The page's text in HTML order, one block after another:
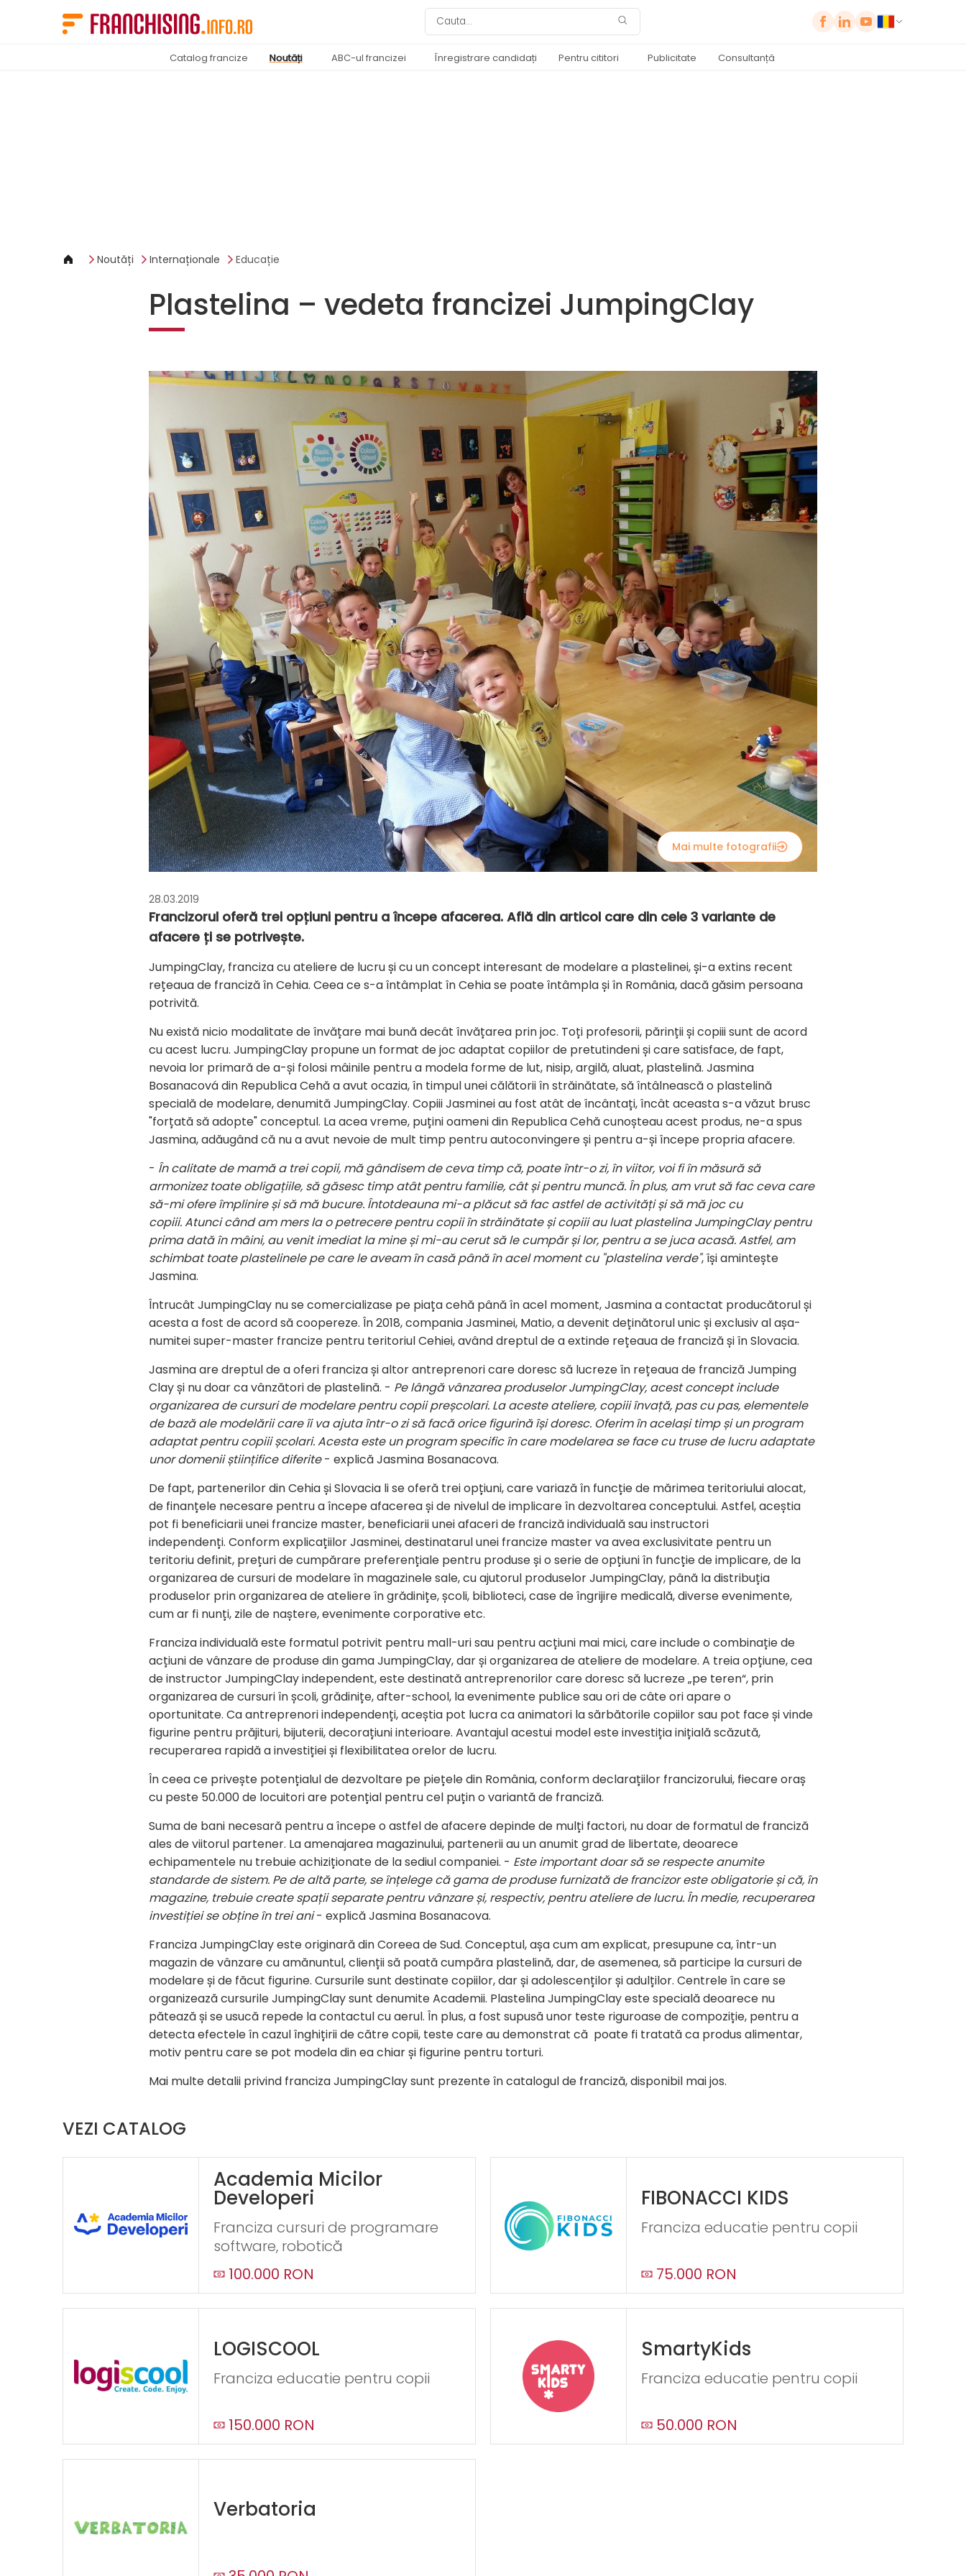
Catalog francize Noutăți ABC-ul francizei Înregistrare candidați Pentru cititori Publicitate Consultanță
Noutăți Internaționale Educație
Plastelina – vedeta francizei JumpingClay
Mai multe fotografii
28.03.2019
Francizorul oferă trei opțiuni pentru a începe afacerea. Află din articol care din cele 3 variante de
afacere ți se potrivește.
JumpingClay, franciza cu ateliere de lucru și cu un concept interesant de modelare a plastelinei, și-a extins recent
rețeaua de franciză în Cehia. Ceea ce s-a întâmplat în Cehia se poate întâmpla și în România, dacă găsim persoana
potrivită.
Nu există nicio modalitate de învățare mai bună decât învățarea prin joc. Toți profesorii, părinții și copiii sunt de acord
cu acest lucru. JumpingClay propune un format de joc adaptat copiilor de pretutindeni și care satisface, de fapt,
nevoia lor primară de a-și folosi mâinile pentru a modela forme de lut, nisip, argilă, aluat, plastelină. Jasmina
Bosanacová din Republica Cehă a avut ocazia, în timpul unei călătorii în străinătate, să întâlnească o plastelină
specială de modelare, denumită JumpingClay. Copiii Jasminei au fost atât de încântați, încât aceasta s-a văzut brusc
"forțată să adopte" conceptul. La acea vreme, puțini oameni din Republica Cehă cunoșteau acest produs, ne-a spus
Jasmina, adăugând că nu a avut nevoie de mult timp pentru autoconvingere și pentru a-și începe propria afacere.
- În calitate de mamă a trei copii, mă gândisem de ceva timp că, poate într-o zi, în viitor, voi fi în măsură să
armonizez toate obligațiile, să găsesc timp atât pentru familie, cât și pentru muncă. În plus, am vrut să fac ceva care
să-mi ofere împlinire și să mă bucure. Întotdeauna mi-a plăcut să fac astfel de activități și sămă joc cu
copiii. Atunci când am mers la o petrecere pentru copii în străinătate și copiii au luat plastelina JumpingClay pentru
prima dată în mâini, au venit imediat la mine și mi-au cerut să le cumpăr și lor, pentru a se juca acasă. Astfel, am
schimbat toate plastelinele pe care le aveam în casă până în acel moment cu "plastelina verde", își amintește
Jasmina.
Întrucât JumpingClay nu se comercializase pe piața cehă până în acel moment, Jasmina a contactat producătorul și
acesta a fost de acord să coopereze. În 2018, compania Jasminei, Matio, a devenit deținătorul unic și exclusiv al așa-
numitei super-master francize pentru teritoriul Cehiei, având dreptul de a extinde rețeaua de franciză și în Slovacia.
Jasmina are dreptul de a oferi franciza și altor antreprenori care doresc să lucreze în rețeaua de franciză Jumping
Clay și nu doar ca vânzători de plastelină. - Pe lângă vânzarea produselor JumpingClay, acest concept include
organizarea de cursuri de modelare pentru copii preșcolari. La aceste ateliere, copiii învață, pas cu pas, elementele
de bază ale modelării care îi va ajuta într-o zi să facă orice figurină își doresc. Oferim în același timp și un program
adaptat pentru copiii școlari. Acesta este un program specific în care modelarea se face cu truse de lucru adaptate
unor domenii științifice diferite- explică Jasmina Bosanacova.
De fapt, partenerilor din Cehia și Slovacia li se oferă trei opțiuni, care variază în funcție de mărimea teritoriului alocat,
de finanțele necesare pentru a începe afacerea și de nivelul de implicare în dezvoltarea conceptului. Astfel, aceștia
pot fi beneficiarii unei francize master, beneficiarii unei afaceri de franciză individuală sau instructori
independenți. Conform explicațiilor Jasminei, destinatarul unei francize master va avea exclusivitate pentru un
teritoriu definit, prețuri de cumpărare preferențiale pentru produse și o serie de opțiuni în funcție de implicare, de la
organizarea de cursuri de modelare în magazinele sale, cu ajutorul produselor JumpingClay, până la distribuția
produselor prin organizarea de ateliere în grădinițe, școli, biblioteci, case de îngrijire medicală, diverse evenimente,
cum ar fi nunți, zile de naștere, evenimente corporative etc.
Franciza individuală este formatul potrivit pentru mall-uri sau pentru acțiuni mai mici, care include o combinație de
acțiuni de vânzare de produse din gama JumpingClay, dar și organizarea de ateliere de modelare. A treia opțiune, cea
de instructor JumpingClay independent, este destinată antreprenorilor care doresc să lucreze „pe teren“, prin
organizarea de cursuri în școli, grădinițe, after-school, la evenimente publice sau ori de câte ori apare o
oportunitate. Ca antreprenori independenți, aceștia pot lucra ca animatori la sărbătorile copiilor sau pot face și vinde
figurine pentru prăjituri, bijuterii, decorațiuni interioare. Avantajul acestui model este investiția inițială scăzută,
recuperarea rapidă a investiției și flexibilitatea orelor de lucru.
În ceea ce privește potențialul de dezvoltare pe piețele din România, conform declarațiilor francizorului, fiecare oraș
cu peste 50.000 de locuitori are potențial pentru cel puțin o variantă de franciză.
Suma de bani necesară pentru a începe o astfel de afacere depinde de mulți factori, nu doar de formatul de franciză
ales de viitorul partener. La amenajarea magazinului, partenerii au un anumit grad de libertate, deoarece
echipamentele nu trebuie achiziționate de la sediul companiei. - Este important doar să se respecte anumite
standarde de sistem. Pe de altă parte, se înțelege că gama de produse furnizată de francizor este obligatorie și că, în
magazine, trebuie create spații separate pentru vânzare și, respectiv, pentru ateliere de lucru. În medie, recuperarea
investiției se obține în trei ani- explică Jasmina Bosanacova.
Franciza JumpingClay este originară din Coreea de Sud. Conceptul, așa cum am explicat, presupune ca, într-un
magazin de vânzare cu amănuntul, clienții să poată cumpăra plastelină, dar, de asemenea, să participe la cursuri de
modelare și de făcut figurine. Cursurile sunt destinate copiilor, dar și adolescenților și adulților. Centrele în care se
organizează cursurile JumpingClay sunt denumite Academii. Plastelina JumpingClay este specială deoarece nu
pătează și se usucă repede la contactul cu aerul. În plus, a fost supusă unor teste riguroase de compoziție, pentru a
detecta efectele în cazul înghițirii de către copii, teste care au demonstrat că poate fi tratată ca produs alimentar,
motiv pentru care se pot modela din ea chiar și figurine pentru torturi.
Mai multe detalii privind franciza JumpingClay sunt prezente în catalogul de franciză, disponibil mai jos.
VEZI CATALOG
Academia Micilor
Developeri
Franciza cursuri de programare
software, robotică
100.000 RON
FIBONACCI KIDS
Franciza educatie pentru copii
75.000 RON
LOGISCOOL
Franciza educatie pentru copii
150.000 RON
SmartyKids
Franciza educatie pentru copii
50.000 RON
Verbatoria